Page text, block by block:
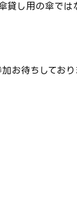
貸し用の傘では
お待ちしており